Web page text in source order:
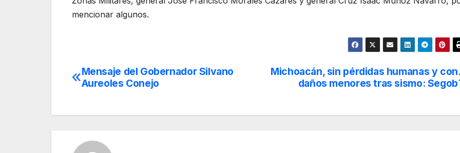
mencionar algunos.
Navegación
entradas
Michoacán, sin pérdidas humanas y con
daños menores tras sismo: Segob
Mensaje del Gobernador Silvano
Aureoles Conejo